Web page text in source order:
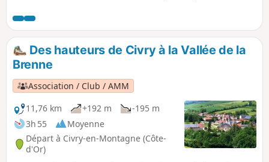
Des hauteurs de Civry à la Vallée de la
Brenne
Association / Club / AMM
11,76 km
+192 m
-195 m
3h 55
Moyenne
Départ à Civry-en-Montagne (Côte-
d'Or)